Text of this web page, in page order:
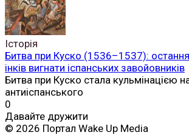
Історія
Битва при Куско (1536–1537):
інків вигнати іспанських завойовників
Битва при Куско стала кульмінацією
антиіспанського
0
Давайте дружити
© 2026 Портал Wake Up Media